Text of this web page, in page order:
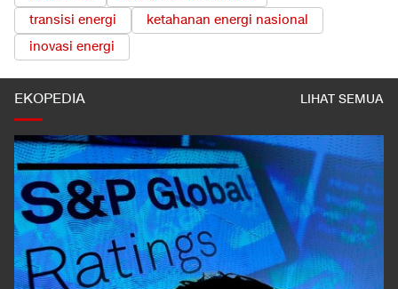
TOPIK TERKAIT
pertamina
energi rendah karbon
EKOPEDIA LIHAT SEMUA